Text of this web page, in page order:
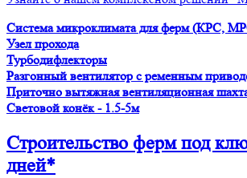
Система микроклимата для ферм (КРС,
Узел прохода
Турбодифлекторы
Разгонный вентилятор с ременным
Приточно вытяжная вентиляционная
Световой конёк - 1.5-5м
Строительство фермпод
дней*